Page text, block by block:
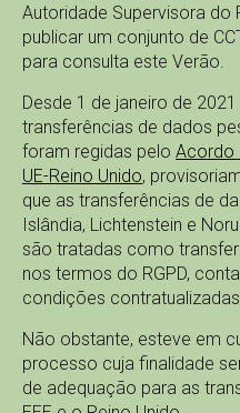
Autoridade Supervisora do
publicar um conjunto de
para consulta este Verão.
Desde 1 de janeiro de
transferências de dados
foram regidas pelo Acordo
UE-Reino Unido,
que as transferências de
Islândia, Lichtenstein e
são tratadas como
nos termos do RGPD,
condições
Não obstante, esteve em
processo cuja finalidade
de adequação para as